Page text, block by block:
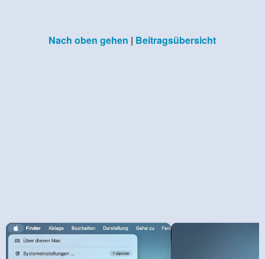
Nach oben gehen | Beitragsübersicht